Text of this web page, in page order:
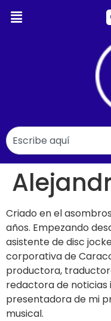
Criado en el
años. Empezando
asistente de disc
corporativa de
productora,
redactora de
presentadora de mi
musical.